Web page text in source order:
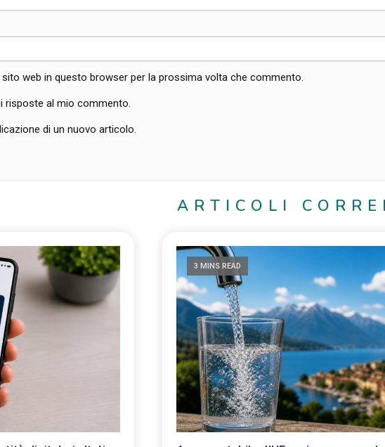
web in questo browser per la prossima volta che commento.
risposte al mio commento.
di un nuovo articolo.
ARTICOLI
3 MINS READ